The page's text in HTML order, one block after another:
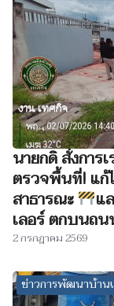
นายกดิ สั่งการ
ตรวจพื้นที่! แ
สาธารณะ แ
เลอร์ ตกบนถ
2 กรกฎาคม 2569
ข่าวการพัฒนาบ้าน